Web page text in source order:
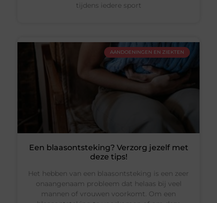
tijdens iedere sport
AANDOENINGEN EN ZIEKTEN
Een blaasontsteking? Verzorg jezelf met
deze tips!
Het hebben van een blaasontsteking is een zeer
onaangenaam probleem dat helaas bij veel
mannen of vrouwen voorkomt. Om een